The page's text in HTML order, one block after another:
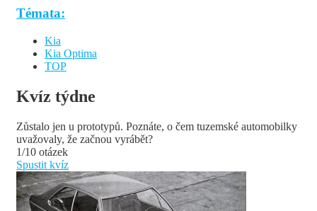
Témata:
Kia
Kia Optima
TOP
Kvíz týdne
Zůstalo jen u prototypů. Poznáte, o čem tuzemské automobilky
uvažovaly, že začnou vyrábět?
1/10 otázek
Spustit kvíz